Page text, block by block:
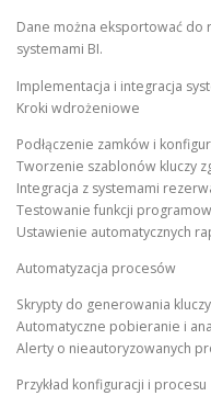
Dane można eksportować do
systemami BI.
Implementacja i integracja
Kroki wdrożeniowe
Podłączenie zamków i
Tworzenie szablonów kluczy
Integracja z systemami
Testowanie funkcji
Ustawienie automatycznych
Automatyzacja procesów
Skrypty do generowania
Automatyczne pobieranie i
Alerty o nieautoryzowanych
Przykład konfiguracji i procesu